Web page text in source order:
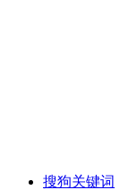
搜狗关键词